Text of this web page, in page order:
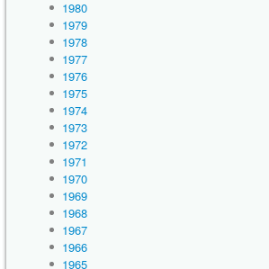
1980
1979
1978
1977
1976
1975
1974
1973
1972
1971
1970
1969
1968
1967
1966
1965